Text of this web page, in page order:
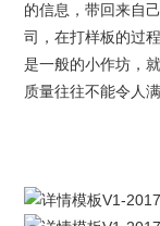
的信息，带回来自
司，在打样板的过
是一般的小作坊，
质量往往不能令人满